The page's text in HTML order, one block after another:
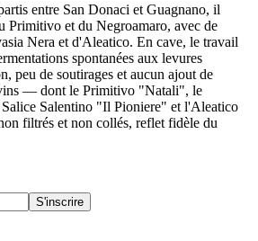
entre San Donaci et Guagnano, il
Primitivo et du Negroamaro, avec de
Nera et d'Aleatico. En cave, le travail
spontanées aux levures
peu de soutirages et aucun ajout de
— dont le Primitivo "Natali", le
Salentino "Il Pioniere" et l'Aleatico
filtrés et non collés, reflet fidèle du
S'inscrire